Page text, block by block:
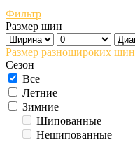
Фильтр
Размер шин
Размер разношироких шин
Сезон
Все
Летние
Зимние
Шипованные
Нешипованные